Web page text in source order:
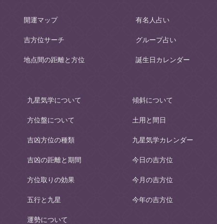
開運マップ
吉方位サーチ
地点間の距離と方位
有名人占い
グループ占い
誕生日カレンダー
九星気学について
方位盤について
吉凶方位の種類
吉凶の距離と期間
方位取りの効果
五行と九星
運勢について
傾斜について
土用と間日
九星気学カレンダー
今日の吉方位
今月の吉方位
今年の吉方位